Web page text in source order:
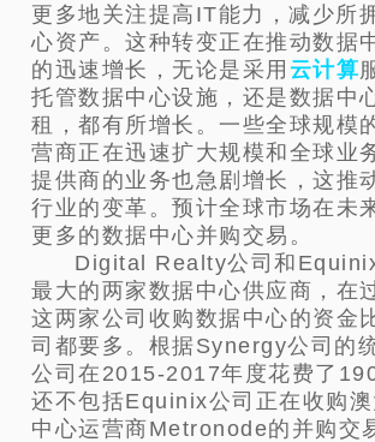
更多地关注提高IT能力，减少所
心资产。这种转变正在推动数据
的迅速增长，无论是采用 云计算
托管数据中心设施，还是数据中
租，都有所增长。一些全球规模
营商正在迅速扩大规模和全球业
提供商的业务也急剧增长，这推
行业的变革。预计全球市场在未
更多的数据中心并购交易。
Digital Realty公司和
最大的两家数据中心供应商，在
这两家公司收购数据中心的资金
司都要多。根据Synergy公司的
公司在2015-2017年度花费了
还不包括Equinix公司正在收购
中心运营商Metronode的并购交